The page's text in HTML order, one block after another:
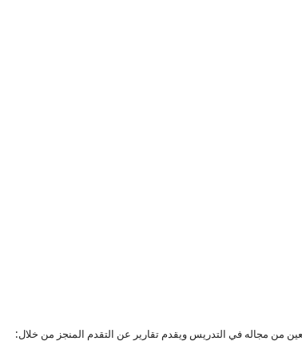
من مجاله في التدريس ويقدم تقارير عن التقدم المنجز من خلال: